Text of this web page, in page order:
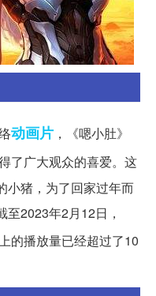
动画片 ，《嗯小肚》
了广大观众的喜爱。这
小猪，为了回家过年而
2023年2月12日，
的播放量已经超过了10